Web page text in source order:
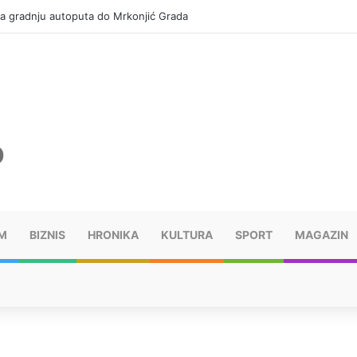
gradnju autoputa do Mrkonjić Grada
BIZNIS HRONIKA KULTURA SPORT MAGAZIN